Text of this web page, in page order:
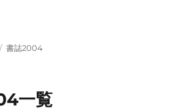
カ
ー
書誌2004
一覧